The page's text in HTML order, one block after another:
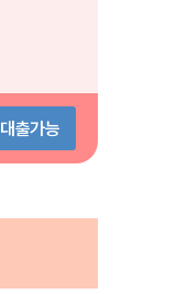
대출가능